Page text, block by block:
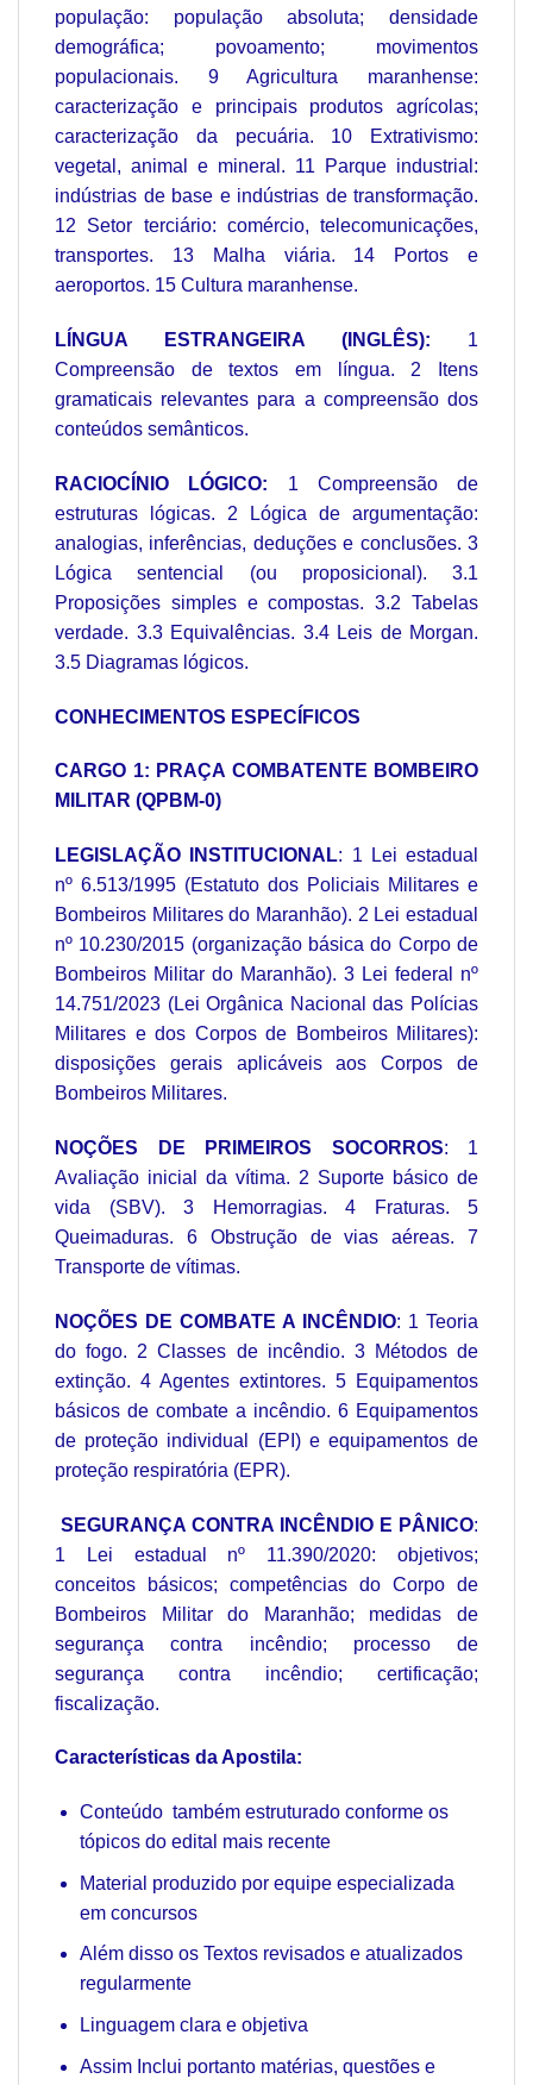
população: população absoluta; densidade
demográfica; povoamento; movimentos
populacionais. 9 Agricultura maranhense:
caracterização e principais produtos agrícolas;
caracterização da pecuária. 10 Extrativismo:
vegetal, animal e mineral. 11 Parque industrial:
indústrias de base e indústrias de transformação.
12 Setor terciário: comércio, telecomunicações,
transportes. 13 Malha viária. 14 Portos e
aeroportos. 15 Cultura maranhense.
LÍNGUA ESTRANGEIRA (INGLÊS): 1
Compreensão de textos em língua. 2 Itens
gramaticais relevantes para a compreensão dos
conteúdos semânticos.
RACIOCÍNIO LÓGICO: 1 Compreensão de
estruturas lógicas. 2 Lógica de argumentação:
analogias, inferências, deduções e conclusões. 3
Lógica sentencial (ou proposicional). 3.1
Proposições simples e compostas. 3.2 Tabelas
verdade. 3.3 Equivalências. 3.4 Leis de Morgan.
3.5 Diagramas lógicos.
CONHECIMENTOS ESPECÍFICOS
CARGO 1: PRAÇA COMBATENTE BOMBEIRO
MILITAR (QPBM‐0)
LEGISLAÇÃO INSTITUCIONAL: 1 Lei estadual
nº 6.513/1995 (Estatuto dos Policiais Militares e
Bombeiros Militares do Maranhão). 2 Lei estadual
nº 10.230/2015 (organização básica do Corpo de
Bombeiros Militar do Maranhão). 3 Lei federal nº
14.751/2023 (Lei Orgânica Nacional das Polícias
Militares e dos Corpos de Bombeiros Militares):
disposições gerais aplicáveis aos Corpos de
Bombeiros Militares.
NOÇÕES DE PRIMEIROS SOCORROS: 1
Avaliação inicial da vítima. 2 Suporte básico de
vida (SBV). 3 Hemorragias. 4 Fraturas. 5
Queimaduras. 6 Obstrução de vias aéreas. 7
Transporte de vítimas.
NOÇÕES DE COMBATE A INCÊNDIO: 1 Teoria
do fogo. 2 Classes de incêndio. 3 Métodos de
extinção. 4 Agentes extintores. 5 Equipamentos
básicos de combate a incêndio. 6 Equipamentos
de proteção individual (EPI) e equipamentos de
proteção respiratória (EPR).
SEGURANÇA CONTRA INCÊNDIO E PÂNICO:
1 Lei estadual nº 11.390/2020: objetivos;
conceitos básicos; competências do Corpo de
Bombeiros Militar do Maranhão; medidas de
segurança contra incêndio; processo de
segurança contra incêndio; certificação;
fiscalização.
Características da Apostila:
Conteúdo também estruturado conforme os
tópicos do edital mais recente
Material produzido por equipe especializada
em concursos
Além disso os Textos revisados e atualizados
regularmente
Linguagem clara e objetiva
Assim Inclui portanto matérias, questões e